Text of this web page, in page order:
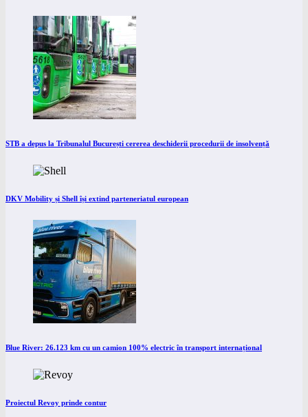
STB a depus la Tribunalul București cererea deschiderii procedurii de insolvență
DKV Mobility și Shell își extind parteneriatul european
Blue River: 26.123 km cu un camion 100% electric în transport internațional
Proiectul Revoy prinde contur